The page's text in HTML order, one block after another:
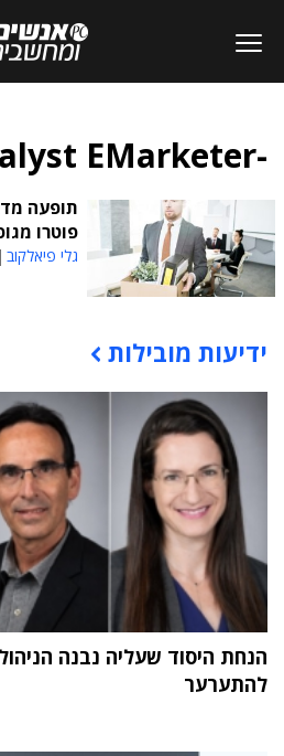
-Analyst EMarketer
פוטרו
גלי פיאלקוב
תוכן פרסומי
ידיעות מובילות
הנחת היסוד שעליה נבנה
להתערער